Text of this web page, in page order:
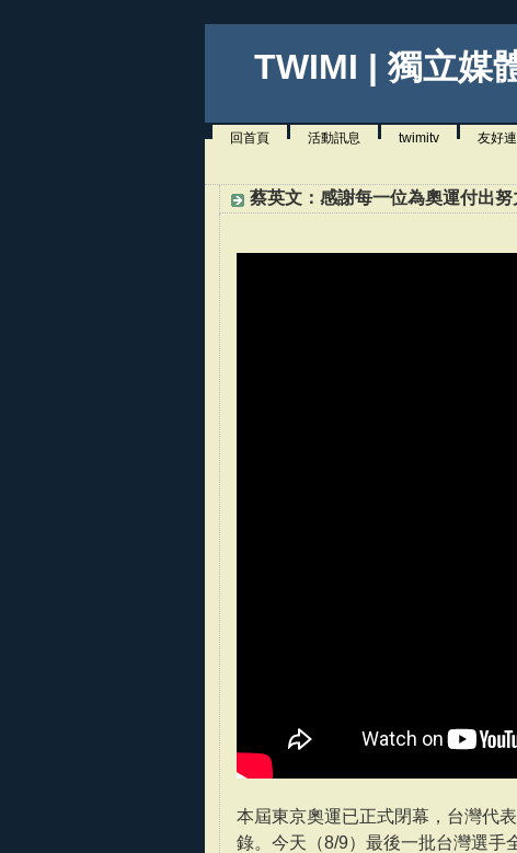
TWIMI | 獨立媒
回首頁 活動訊息 twimitv 友好
蔡英文：感謝每一位為奧運付出
本屆東京奧運已正式閉幕，台灣代
錄。今天（8/9）最後一批台灣選手